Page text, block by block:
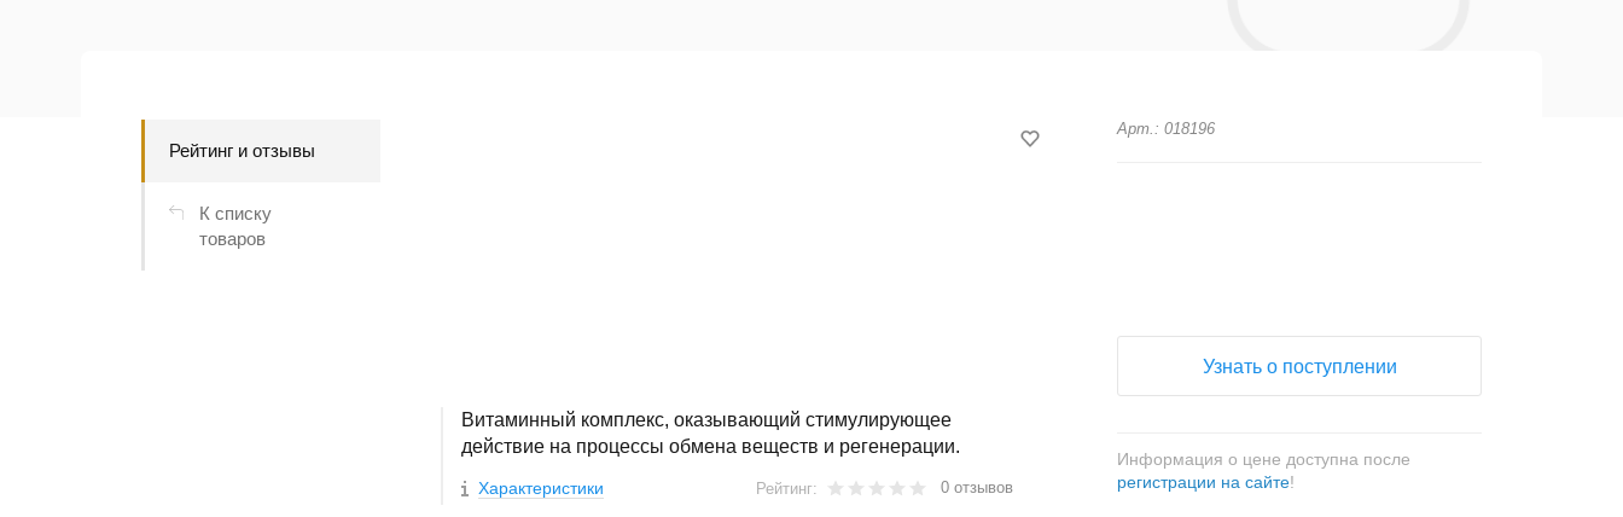
Рейтинг и отзывы
К списку
товаров
Витаминный комплекс, оказывающий стимулирующее
действие на процессы обмена веществ и регенерации.
Характеристики Рейтинг: 0 отзывов
Арт.: 018196
Узнать о поступлении
Информация о цене доступна после
регистрации на сайте!